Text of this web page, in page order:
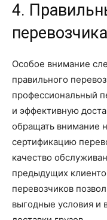
4.
перевозчика
Особое внимание
правильного
профессиональный
и эффективную
обращать внимание
сертификацию
качество
предыдущих
перевозчиков
выгодные условия и